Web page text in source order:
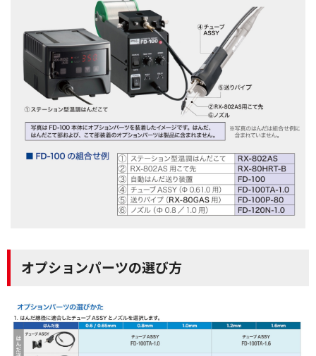
オプションパーツの選び方